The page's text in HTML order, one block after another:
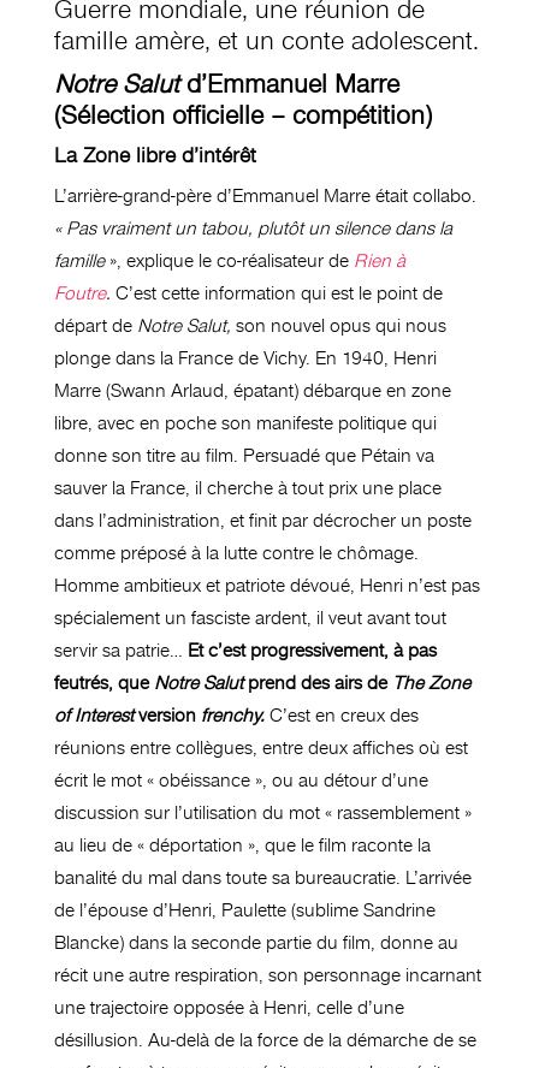
Guerre mondiale, une réunion de
famille amère, et un conte adolescent.
Notre Salutd’Emmanuel Marre
(Sélection officielle – compétition)
La Zone libre d’intérêt
L’arrière-grand-père d’Emmanuel Marre était collabo.
« Pas vraiment un tabou, plutôt un silence dans la
famille», explique le co-réalisateur de Rien à
Foutre. C’est cette information qui est le point de
départ de Notre Salut, son nouvel opus qui nous
plonge dans la France de Vichy. En 1940, Henri
Marre (Swann Arlaud, épatant) débarque en zone
libre, avec en poche son manifeste politique qui
donne son titre au film. Persuadé que Pétain va
sauver la France, il cherche à tout prix une place
dans l’administration, et finit par décrocher un poste
comme préposé à la lutte contre le chômage.
Homme ambitieux et patriote dévoué, Henri n’est pas
spécialement un fasciste ardent, il veut avant tout
servir sa patrie… Et c’est progressivement, à pas
feutrés, que Notre Salutprend des airs de The Zone
of Interestversion frenchy. C’est en creux des
réunions entre collègues, entre deux affiches où est
écrit le mot « obéissance », ou au détour d’une
discussion sur l’utilisation du mot « rassemblement »
au lieu de « déportation », que le film raconte la
banalité du mal dans toute sa bureaucratie. L’arrivée
de l’épouse d’Henri, Paulette (sublime Sandrine
Blancke) dans la seconde partie du film, donne au
récit une autre respiration, son personnage incarnant
une trajectoire opposée à Henri, celle d’une
désillusion. Au-delà de la force de la démarche de se